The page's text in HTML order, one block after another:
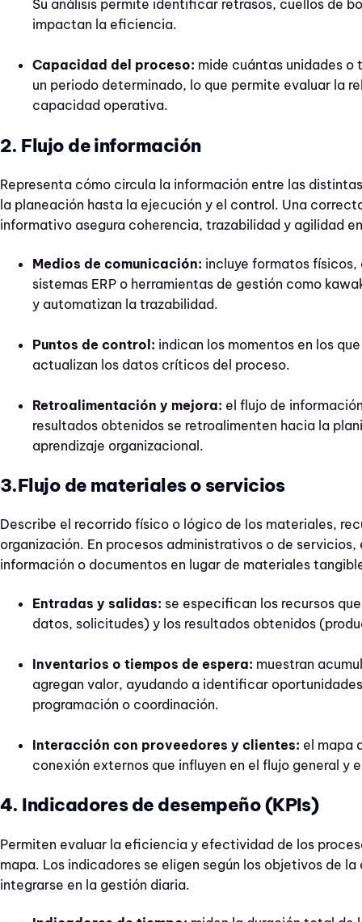
Su análisis permite identificar retrasos, cuellos de
impactan la eficiencia.
Capacidad del proceso: mide cuántas unidades o
un periodo determinado, lo que permite evaluar la
capacidad operativa.
2. Flujo de información
Representa cómo circula la información entre las
la planeación hasta la ejecución y el control. Una
informativo asegura coherencia, trazabilidad y agilidad
Medios de comunicación: incluye formatos
sistemas ERP o herramientas de gestión como
y automatizan la trazabilidad.
Puntos de control: indican los momentos en los
actualizan los datos críticos del proceso.
Retroalimentación y mejora: el flujo de
resultados obtenidos se retroalimenten hacia la
aprendizaje organizacional.
3.Flujo de materiales o servicios
Describe el recorrido físico o lógico de los materiales,
organización. En procesos administrativos o de
información o documentos en lugar de materiales
Entradas y salidas: se especifican los recursos
datos, solicitudes) y los resultados obtenidos
Inventarios o tiempos de espera: muestran
agregan valor, ayudando a identificar
programación o coordinación.
Interacción con proveedores y clientes: el mapa
conexión externos que influyen en el flujo general y
4. Indicadores de desempeño (KPIs)
Permiten evaluar la eficiencia y efectividad de los
mapa. Los indicadores se eligen según los objetivos de
integrarse en la gestión diaria.